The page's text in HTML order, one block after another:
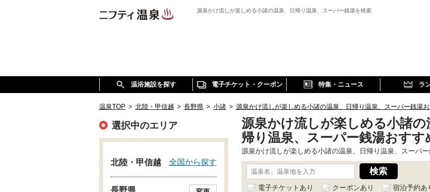
源泉かけ流しが楽しめる小諸の温泉、日帰り温泉、スーパー銭湯を検索
温浴施設を探す 電子チケット・クーポン 特集・ニュース ラ
温泉TOP > 北陸・甲信越 > 長野県 > 小諸 > 源泉かけ流しが楽しめる小諸の温泉、日帰り温泉、スーパー銭湯
源泉かけ流しが楽しめる小諸の
帰り温泉、スーパー銭湯おすす
源泉かけ流しが楽しめる小諸の温泉、日帰り温泉、スーパ
電子チケットあり クーポンあり
宿泊予約あ
選択中のエリア
北陸・甲信越 全国から探す